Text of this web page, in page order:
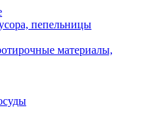
пепельницы
материалы,